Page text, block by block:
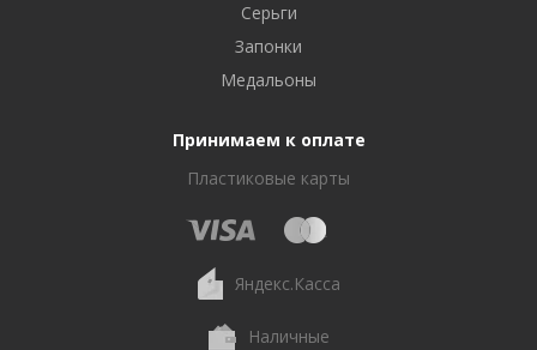
Серьги
Запонки
Медальоны
Принимаем к оплате
Пластиковые карты
Яндекс.Касса
Наличные